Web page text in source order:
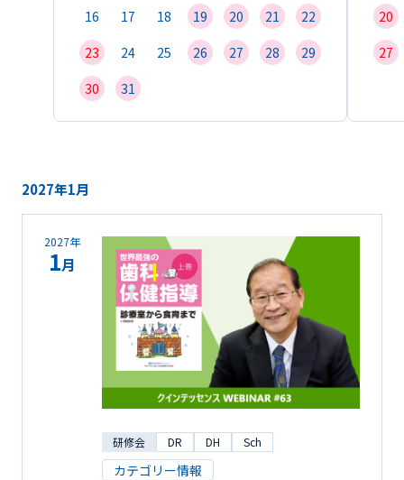
16
17 18 19 20 21
22
23
24 25 26 27 28
29
30
31
20
27
2027年1月
2027年
1月
研修会 DR DH Sch
カテゴリー情報